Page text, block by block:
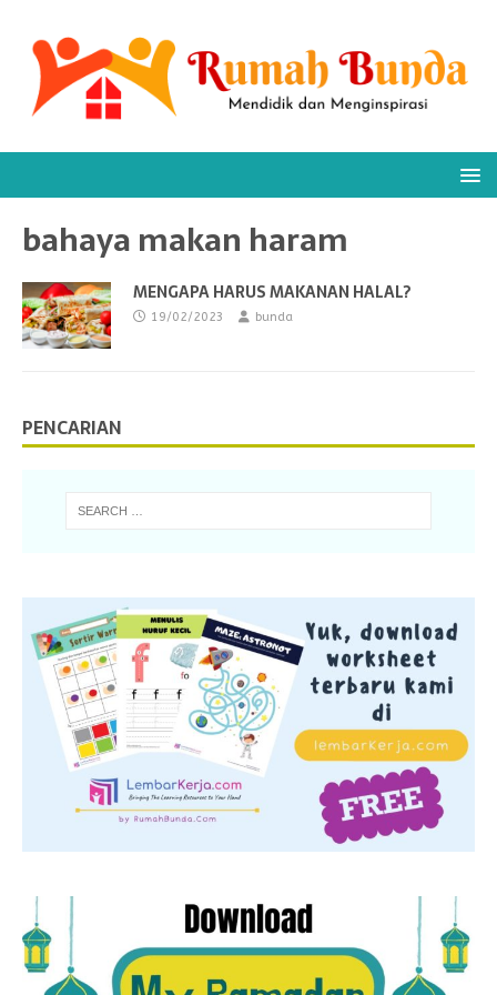
bahaya makan haram
MENGAPA HARUS MAKANAN HALAL?
19/02/2023 bunda
PENCARIAN